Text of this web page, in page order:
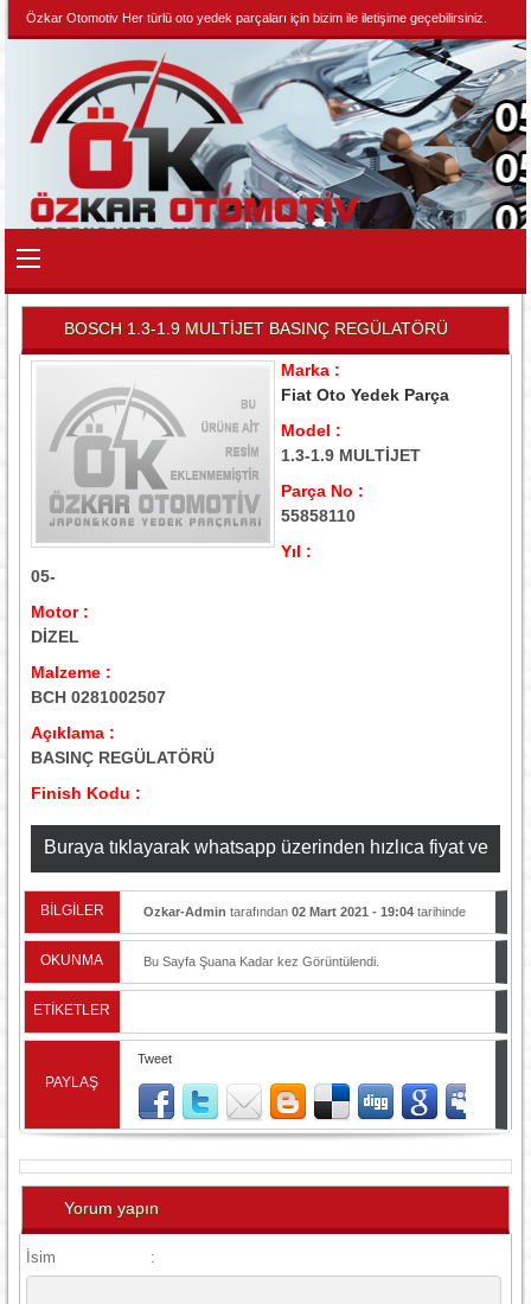
Özkar Otomotiv Her türlü oto yedek parçaları için bizim ile iletişime geçebilirsiniz.
BOSCH 1.3-1.9 MULTİJET BASINÇ REGÜLATÖRÜ
Marka :
Fiat Oto Yedek Parça
Model :
1.3-1.9 MULTİJET
Parça No :
55858110
Yıl :
05-
Motor :
DİZEL
Malzeme :
BCH 0281002507
Açıklama :
BASINÇ REGÜLATÖRÜ
Finish Kodu :
Buraya tıklayarak whatsapp üzerinden hızlıca fiyat ve
stok bilgisi alabilirsiniz
BİLGİLER Ozkar-Admin tarafından 02 Mart 2021 - 19:04tarihinde
OKUNMA Bu Sayfa Şuana Kadar kez Görüntülendi.
ETİKETLER
PAYLAŞ
Tweet
Yorum yapın
İsim :